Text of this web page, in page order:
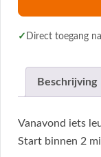
Direct toegang
Beschrijving
Vanavond iets
Start binnen 2